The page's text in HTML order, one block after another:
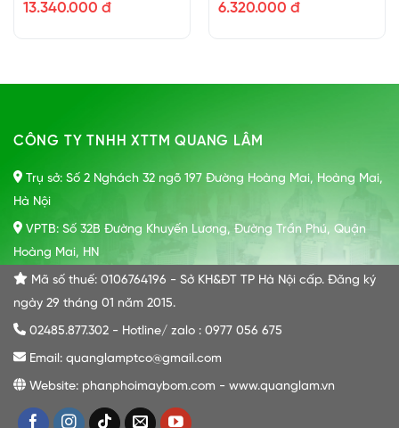
13.340.000 đ 6.320.000 đ
CÔNG TY TNHH XTTM QUANG LÂM
Trụ sở: Số 2 Nghách 32 ngõ 197 Đường Hoàng Mai, Hoàng Mai,
Hà Nội
VPTB: Số 32B Đường Khuyến Lương, Đường Trần Phú, Quận
Hoàng Mai, HN
Mã số thuế: 0106764196 - Sở KH&ĐT TP Hà Nội cấp. Đăng ký
ngày 29 tháng 01 năm 2015.
02485.877.302 - Hotline/ zalo : 0977 056 675
Email: quanglamptco@gmail.com
Website: phanphoimaybom.com - www.quanglam.vn